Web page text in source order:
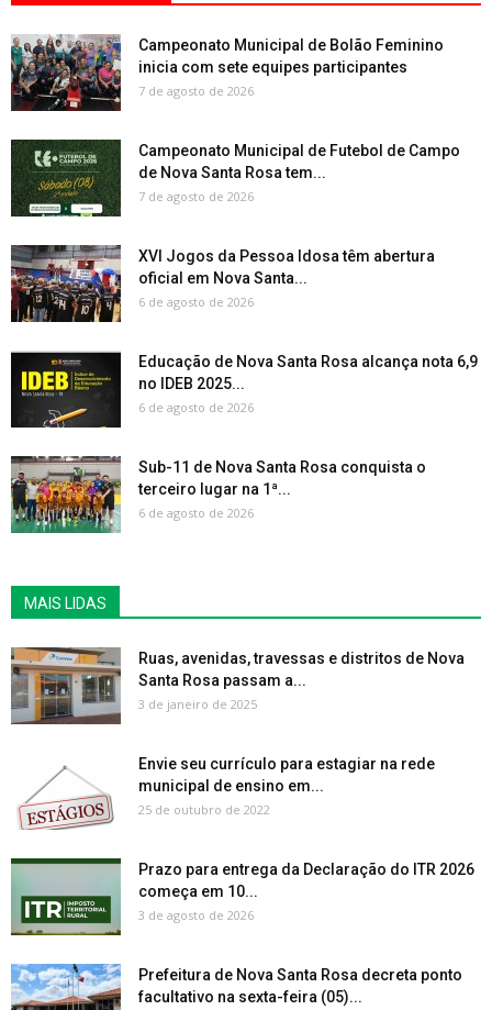
Campeonato Municipal de Bolão Feminino
inicia com sete equipes participantes
7 de agosto de 2026
Campeonato Municipal de Futebol de Campo
de Nova Santa Rosa tem...
7 de agosto de 2026
XVI Jogos da Pessoa Idosa têm abertura
oficial em Nova Santa...
6 de agosto de 2026
Educação de Nova Santa Rosa alcança nota 6,9
no IDEB 2025...
6 de agosto de 2026
Sub-11 de Nova Santa Rosa conquista o
terceiro lugar na 1ª...
6 de agosto de 2026
MAIS LIDAS
Ruas, avenidas, travessas e distritos de Nova
Santa Rosa passam a...
3 de janeiro de 2025
Envie seu currículo para estagiar na rede
municipal de ensino em...
25 de outubro de 2022
Prazo para entrega da Declaração do ITR 2026
começa em 10...
3 de agosto de 2026
Prefeitura de Nova Santa Rosa decreta ponto
facultativo na sexta-feira (05)...